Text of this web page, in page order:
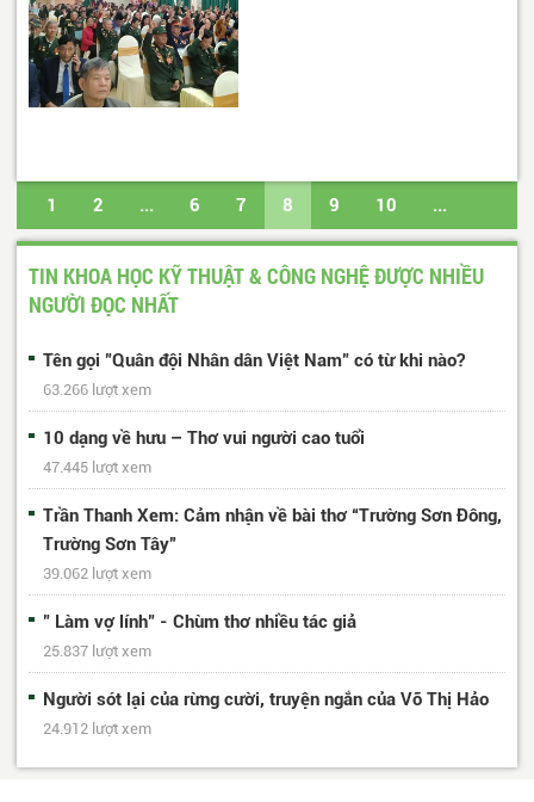
1 2 ... 6 7 8 9 10 ...
50 51 Trang cuối
TIN KHOA HỌC KỸ THUẬT & CÔNG NGHỆ ĐƯỢC NHIỀU
NGƯỜI ĐỌC NHẤT
Tên gọi "Quân đội Nhân dân Việt Nam" có từ khi nào?
63.266 lượt xem
10 dạng về hưu – Thơ vui người cao tuổi
47.445 lượt xem
Trần Thanh Xem: Cảm nhận về bài thơ “Trường Sơn Đông,
Trường Sơn Tây”
39.062 lượt xem
" Làm vợ lính" - Chùm thơ nhiều tác giả
25.837 lượt xem
Người sót lại của rừng cười, truyện ngắn của Võ Thị Hảo
24.912 lượt xem